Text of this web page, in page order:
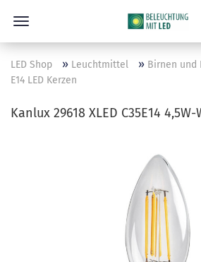
LED Shop » Leuchtmittel » Birnen und
E14 LED Kerzen
Kanlux 29618 XLED C35E14 4,5W-